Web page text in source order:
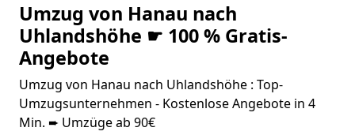
Umzug von Hanau nach
Uhlandshöhe ☛ 100 % Gratis-
Angebote
Umzug von Hanau nach Uhlandshöhe : Top-
Umzugsunternehmen - Kostenlose Angebote in 4
Min. ➨ Umzüge ab 90€